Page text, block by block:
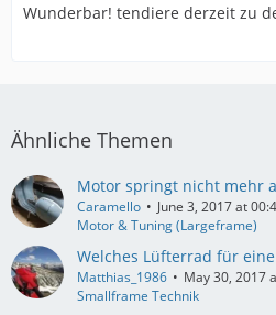
Wunderbar! tendiere derzeit zu
Ähnliche Themen
Motor springt nicht mehr
Caramello
June 3, 2017 at
Motor & Tuning (Largeframe)
Welches Lüfterrad für
Matthias_1986
May 30, 2017
Smallframe Technik